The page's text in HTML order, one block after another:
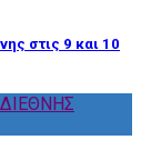
στις 9 και 10
ΔΙΕΘΝΗΣ